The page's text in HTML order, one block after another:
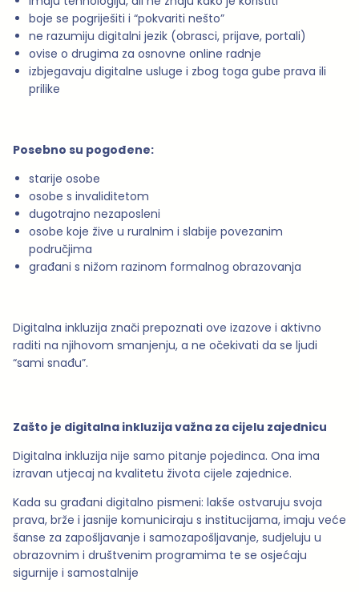
boje se pogriješiti i “pokvariti nešto”
ne razumiju digitalni jezik (obrasci, prijave, portali)
ovise o drugima za osnovne online radnje
izbjegavaju digitalne usluge i zbog toga gube prava ili
prilike
Posebno su pogođene:
starije osobe
osobe s invaliditetom
dugotrajno nezaposleni
osobe koje žive u ruralnim i slabije povezanim
područjima
građani s nižom razinom formalnog obrazovanja
Digitalna inkluzija znači prepoznati ove izazove i aktivno
raditi na njihovom smanjenju, a ne očekivati da se ljudi
“sami snađu”.
Zašto je digitalna inkluzija važna za cijelu zajednicu
Digitalna inkluzija nije samo pitanje pojedinca. Ona ima
izravan utjecaj na kvalitetu života cijele zajednice.
Kada su građani digitalno pismeni: lakše ostvaruju svoja
prava, brže i jasnije komuniciraju s institucijama, imaju veće
šanse za zapošljavanje i samozapošljavanje, sudjeluju u
obrazovnim i društvenim programima te se osjećaju
sigurnije i samostalnije